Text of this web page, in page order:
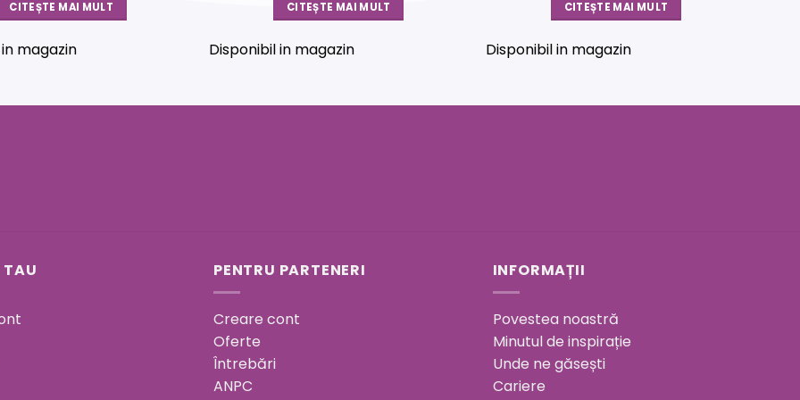
CITEȘTE MAI MULT
magazin
CITEȘTE MAI MULT
Disponibil in magazin
CITEȘTE MAI MULT
Disponibil in magazin
TAU PENTRU PARTENERI
Creare cont
Oferte
Întrebări
ANPC
INFORMAȚII
Povestea noastră
Minutul de inspirație
Unde ne găsești
Cariere